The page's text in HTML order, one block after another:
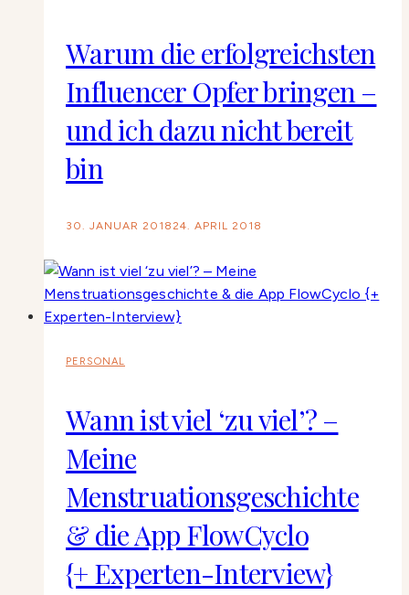
Warum die erfolgreichsten
Influencer Opfer bringen –
und ich dazu nicht bereit
bin
30. JANUAR 2018 24. APRIL 2018
PERSONAL
Wann ist viel ‘zu viel’? –
Meine
Menstruationsgeschichte
& die App FlowCyclo
{+ Experten-Interview}